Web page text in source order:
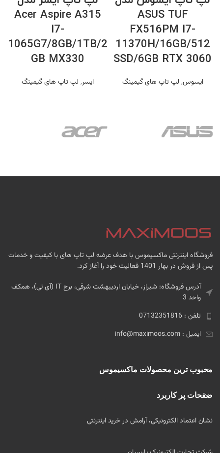
ASUS TUF
FX516PM I7-
11370H/16GB/512
SSD/6GB RTX 3060
ایسوس, لپ تاپ های گیمینگ
Acer Aspire A315
I7-
1065G7/8GB/1TB/2
GB MX330
ایسر, لپ تاپ های گیمینگ
فروشگاه اینترنتی ماکسیموس با هدف عرضه لپ تاپ های با کیفیت و خدمات
پس از فروش در بهار 1401 فعالیت خود را آغاز کرد.
آدرس فروشگاه: شیراز، خیابان اردیبهشت شرقی، برج IT (آی تی)، همکف
واحد 3
تلفن : 07132351816
ایمیل : info@maximoos.com
محبوب ترین محصولات ماکسیموس
صفحات پر کاربرد
نشان اعتماد الکترونیکی، آرامش در خرید اینترنتی